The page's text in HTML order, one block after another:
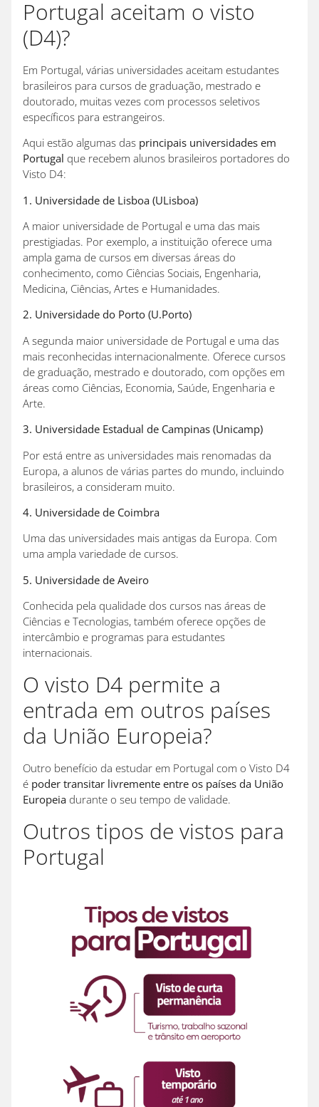
Portugal aceitam o visto
(D4)?
Em Portugal, várias universidades aceitam estudantes
brasileiros para cursos de graduação, mestrado e
doutorado, muitas vezes com processos seletivos
específicos para estrangeiros.
Aqui estão algumas das principais universidades em
Portugal que recebem alunos brasileiros portadores do
Visto D4:
1. Universidade de Lisboa (ULisboa)
A maior universidade de Portugal e uma das mais
prestigiadas. Por exemplo, a instituição oferece uma
ampla gama de cursos em diversas áreas do
conhecimento, como Ciências Sociais, Engenharia,
Medicina, Ciências, Artes e Humanidades.
2. Universidade do Porto (U.Porto)
A segunda maior universidade de Portugal e uma das
mais reconhecidas internacionalmente. Oferece cursos
de graduação, mestrado e doutorado, com opções em
áreas como Ciências, Economia, Saúde, Engenharia e
Arte.
3. Universidade Estadual de Campinas (Unicamp)
Por está entre as universidades mais renomadas da
Europa, a alunos de várias partes do mundo, incluindo
brasileiros, a consideram muito.
4. Universidade de Coimbra
Uma das universidades mais antigas da Europa. Com
uma ampla variedade de cursos.
5. Universidade de Aveiro
Conhecida pela qualidade dos cursos nas áreas de
Ciências e Tecnologias, também oferece opções de
intercâmbio e programas para estudantes
internacionais.
O visto D4 permite a
entrada em outros países
da União Europeia?
Outro benefício da estudar em Portugal com o Visto D4
é poder transitar livremente entre os países da União
Europeia durante o seu tempo de validade.
Outros tipos de vistos para
Portugal